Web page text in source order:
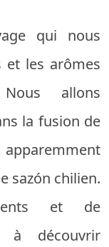
qui nous
et les arômes
allons
la fusion de
sazón chilien.
et de
à découvrir